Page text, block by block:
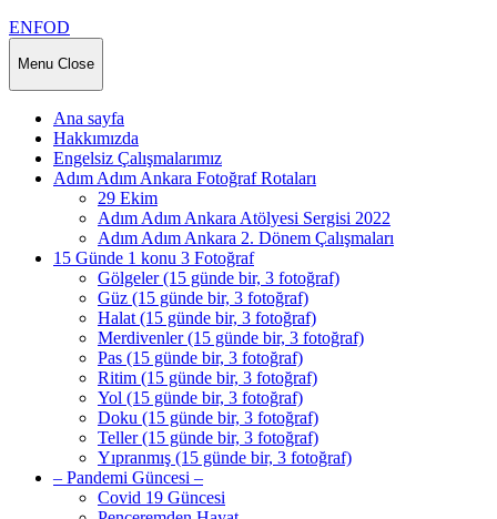
ENFOD
Menu Close
Ana sayfa
Hakkımızda
Engelsiz Çalışmalarımız
Adım Adım Ankara Fotoğraf Rotaları
29 Ekim
Adım Adım Ankara Atölyesi Sergisi 2022
Adım Adım Ankara 2. Dönem Çalışmaları
15 Günde 1 konu 3 Fotoğraf
Gölgeler (15 günde bir, 3 fotoğraf)
Güz (15 günde bir, 3 fotoğraf)
Halat (15 günde bir, 3 fotoğraf)
Merdivenler (15 günde bir, 3 fotoğraf)
Pas (15 günde bir, 3 fotoğraf)
Ritim (15 günde bir, 3 fotoğraf)
Yol (15 günde bir, 3 fotoğraf)
Doku (15 günde bir, 3 fotoğraf)
Teller (15 günde bir, 3 fotoğraf)
Yıpranmış (15 günde bir, 3 fotoğraf)
– Pandemi Güncesi –
Covid 19 Güncesi